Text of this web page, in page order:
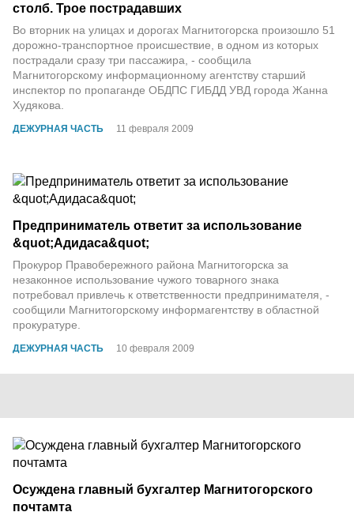
ДЕЖУРНАЯ ЧАСТЬ 11 февраля 2009
столб. Трое пострадавших
Во вторник на улицах и дорогах Магнитогорска произошло 51
дорожно-транспортное происшествие, в одном из которых
пострадали сразу три пассажира, - сообщила
Магнитогорскому информационному агентству старший
инспектор по пропаганде ОБДПС ГИБДД УВД города Жанна
Худякова.
ДЕЖУРНАЯ ЧАСТЬ 10 февраля 2009
Предприниматель ответит за использование
&quot;Адидаса&quot;
Прокурор Правобережного района Магнитогорска за
незаконное использование чужого товарного знака
потребовал привлечь к ответственности предпринимателя, -
сообщили Магнитогорскому информагентству в областной
прокуратуре.
Осуждена главный бухгалтер Магнитогорского
почтамта